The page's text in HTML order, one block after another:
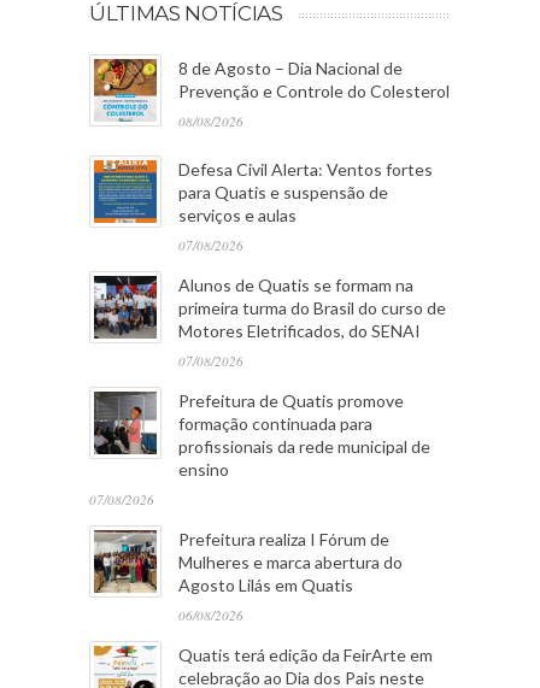
ÚLTIMAS NOTÍCIAS
8 de Agosto – Dia Nacional de
Prevenção e Controle do Colesterol
08/08/2026
Defesa Civil Alerta: Ventos fortes
para Quatis e suspensão de
serviços e aulas
07/08/2026
Alunos de Quatis se formam na
primeira turma do Brasil do curso de
Motores Eletrificados, do SENAI
07/08/2026
Prefeitura de Quatis promove
formação continuada para
profissionais da rede municipal de
ensino
07/08/2026
Prefeitura realiza I Fórum de
Mulheres e marca abertura do
Agosto Lilás em Quatis
06/08/2026
Quatis terá edição da FeirArte em
celebração ao Dia dos Pais neste